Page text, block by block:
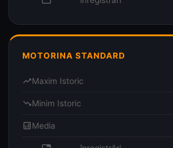
MOTORINA STANDARD
trending_upMaxim Istoric
trending_downMinim Istoric
analyticsMedia